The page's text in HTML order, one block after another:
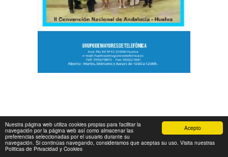
Acepto
Nuestra página web utiliza cookies propias para facilitar la
navegación por la página web así como almacenar las
preferencias seleccionadas por el usuario durante su
navegación. Si continúas navegando, consideramos que aceptas su uso. Visita nuestras
Politicas de Privacidad y Cookies